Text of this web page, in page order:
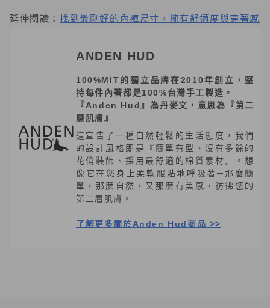
延伸閱讀： 找到最剛好的內褲尺寸，擁有舒適度與穿著感
ANDEN HUD
100%MIT的獨立品牌在2010年創立，堅
持每件內著都是100%台灣手工製造。
『Anden Hud』為丹麥文，意思為『第二
層肌膚』
這宣告了一種自然輕鬆的生活態度，我們
的設計風格即是『簡單有型、沒有多餘的
花俏裝飾、採用最舒適的棉質素材』。想
像它在您身上柔軟服貼地呼吸著─那麼簡
單，那麼自然，又那麼有美感，彷彿您的
第二層肌膚。
了解更多關於Anden Hud商品 >>